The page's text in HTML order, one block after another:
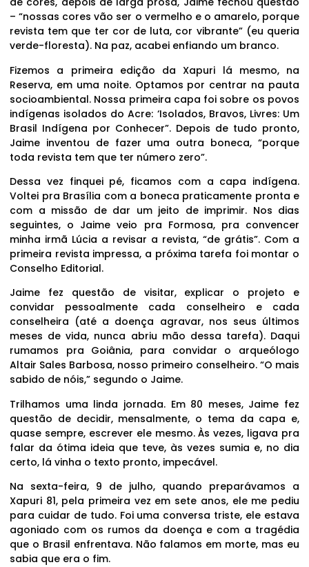
– “nossas cores vão ser o vermelho e o amarelo, porque
revista tem que ter cor de luta, cor vibrante” (eu queria
verde-floresta). Na paz, acabei enfiando um branco.
Fizemos a primeira edição da Xapuri lá mesmo, na
Reserva, em uma noite. Optamos por centrar na pauta
socioambiental. Nossa primeira capa foi sobre os povos
indígenas isolados do Acre: ‘Isolados, Bravos, Livres: Um
Brasil Indígena por Conhecer”. Depois de tudo pronto,
Jaime inventou de fazer uma outra boneca, “porque
toda revista tem que ter número zero”.
Dessa vez finquei pé, ficamos com a capa indígena.
Voltei pra Brasília com a boneca praticamente pronta e
com a missão de dar um jeito de imprimir. Nos dias
seguintes, o Jaime veio pra Formosa, pra convencer
minha irmã Lúcia a revisar a revista, “de grátis”. Com a
primeira revista impressa, a próxima tarefa foi montar o
Conselho Editorial.
Jaime fez questão de visitar, explicar o projeto e
convidar pessoalmente cada conselheiro e cada
conselheira (até a doença agravar, nos seus últimos
meses de vida, nunca abriu mão dessa tarefa). Daqui
rumamos pra Goiânia, para convidar o arqueólogo
Altair Sales Barbosa, nosso primeiro conselheiro. “O mais
sabido de nóis,” segundo o Jaime.
Trilhamos uma linda jornada. Em 80 meses, Jaime fez
questão de decidir, mensalmente, o tema da capa e,
quase sempre, escrever ele mesmo. Às vezes, ligava pra
falar da ótima ideia que teve, às vezes sumia e, no dia
certo, lá vinha o texto pronto, impecável.
Na sexta-feira, 9 de julho, quando preparávamos a
Xapuri 81, pela primeira vez em sete anos, ele me pediu
para cuidar de tudo. Foi uma conversa triste, ele estava
agoniado com os rumos da doença e com a tragédia
que o Brasil enfrentava. Não falamos em morte, mas eu
sabia que era o fim.